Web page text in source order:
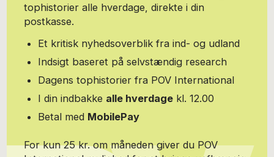
tophistorier alle hverdage, direkte i din
postkasse.
Et kritisk nyhedsoverblik fra ind- og udland
Indsigt baseret på selvstændig research
Dagens tophistorier fra POV International
I din indbakke alle hverdage kl. 12.00
Betal med MobilePay
For kun 25 kr. om måneden giver du POV